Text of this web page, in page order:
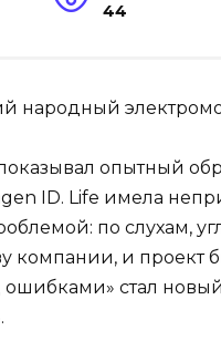
44
опытный
ID. Life имела
по слухам,
компании, и проект
ошибками» стал